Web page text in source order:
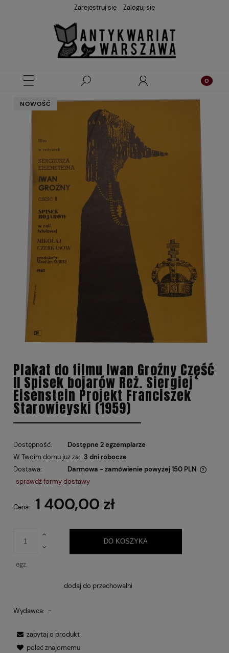
Zarejestruj się Zaloguj się
NOWOŚĆ
Plakat do filmu Iwan Groźny Część
II Spisek bojarów Reż. Siergiej
Eisenstein Projekt Franciszek
Starowieyski (1959)
Dostępność:
Dostępne 2 egzemplarze
W Twoim domu już za: 3 dni robocze
Dostawa:
Darmowa - zamówienie powyżej 150 PLN
Cena nie zawiera ewentualnych kosztów płatności
sprawdź formy dostawy
Cena: 1 400,00 zł
egz.
DO KOSZYKA
dodaj do przechowalni
Wydawca: -
zapytaj o produkt
poleć znajomemu